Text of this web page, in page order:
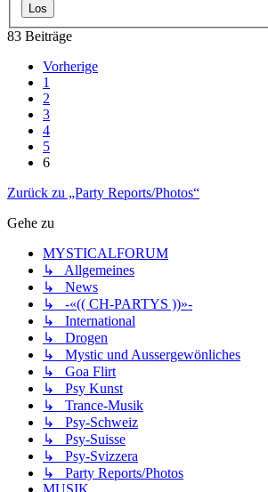
83 Beiträge
Vorherige
1
2
3
4
5
6
Zurück zu „Party Reports/Photos“
Gehe zu
MYSTICALFORUM
↳ Allgemeines
↳ News
↳ -«(( CH-PARTYS ))»-
↳ International
↳ Drogen
↳ Mystic und Aussergewönliches
↳ Goa Flirt
↳ Psy Kunst
↳ Trance-Musik
↳ Psy-Schweiz
↳ Psy-Suisse
↳ Psy-Svizzera
↳ Party Reports/Photos
MUSIK